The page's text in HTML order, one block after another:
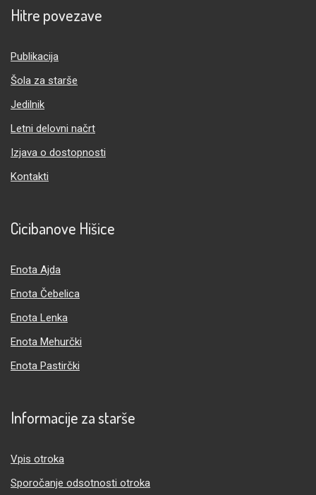
Hitre povezave
Publikacija
Šola za starše
Jedilnik
Letni delovni načrt
Izjava o dostopnosti
Kontakti
Cicibanove Hišice
Enota Ajda
Enota Čebelica
Enota Lenka
Enota Mehurčki
Enota Pastirčki
Informacije za starše
Vpis otroka
Sporočanje odsotnosti otroka